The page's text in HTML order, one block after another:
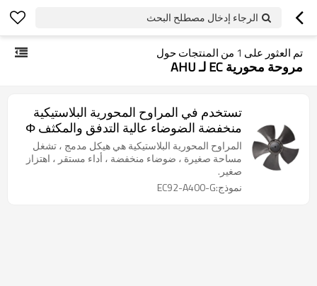
الرجاء إدخال مصطلح البحث
تم العثور على 1 من المنتجات حول
مروحة محورية EC لـ AHU
تستخدم في المراوح المحورية البلاستيكية
منخفضة الضوضاء عالية التدفق والمكثف Φ
400 الشركة المصنعة
المراوح المحورية البلاستيكية هي هيكل مدمج ، تشغل
مساحة صغيرة ، ضوضاء منخفضة ، أداء مستقر ، اهتزاز
صغير.
نموذج:EC92-A400-G